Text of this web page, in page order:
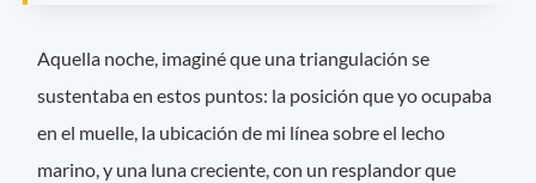
Aquella noche, imaginé que una triangulación se
sustentaba en estos puntos: la posición que yo ocupaba
en el muelle, la ubicación de mi línea sobre el lecho
marino, y una luna creciente, con un resplandor que